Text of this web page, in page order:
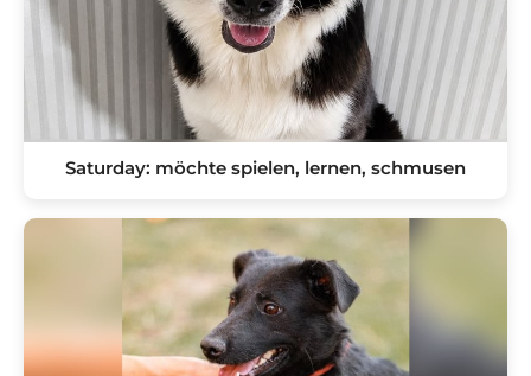
Saturday: möchte spielen, lernen, schmusen